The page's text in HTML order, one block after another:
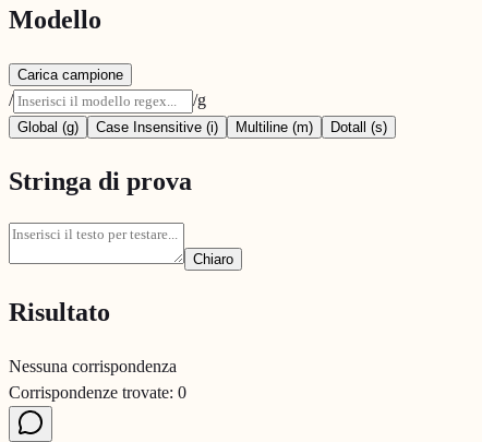
Modello
Carica campione
/ /g
Global (g) Case Insensitive (i) Multiline (m) Dotall (s)
Stringa di prova
Chiaro
Risultato
Nessuna corrispondenza
Corrispondenze trovate: 0